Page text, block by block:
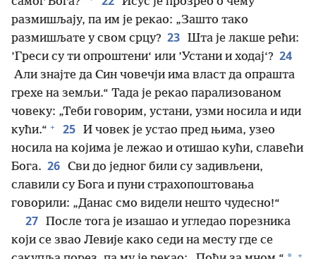
размишљају, па им је рекао: „Зашто тако
размишљате у свом срцу? 23 Шта је лакше рећи:
’Греси су ти опроштени‘ или ’Устани и ходај‘? 24
Али знајте да Син човечји има власт да опрашта
грехе на земљи.“ Тада је рекао парализованом
човеку: „Теби говорим, устани, узми носила и иди
кући.“ + 25 И човек је устао пред њима, узео
носила на којима је лежао и отишао кући, славећи
Бога. 26 Сви до једног били су задивљени,
славили су Бога и пуни страхопоштовања
говорили: „Данас смо видели нешто чудесно!“
27 После тога је изашао и угледао порезника
који се звао Левије како седи на месту где се
+